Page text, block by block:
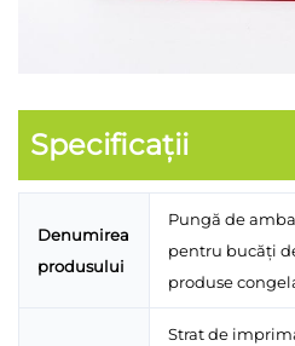
Specificații
Denumirea
produsului
Pungă de
pentru bucăți
produse
Strat de